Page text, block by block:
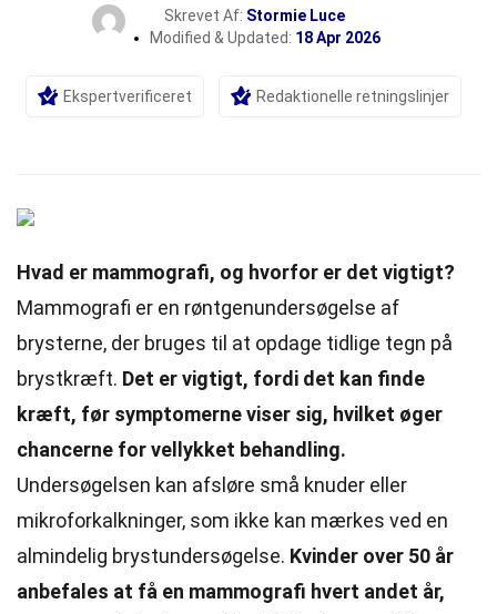
Skrevet Af: Stormie Luce
Modified & Updated: 18 Apr 2026
Ekspertverificeret Redaktionelle retningslinjer
Hvad er mammografi, og hvorfor er det vigtigt?
Mammografi er en røntgenundersøgelse af
brysterne, der bruges til at opdage tidlige tegn på
brystkræft. Det er vigtigt, fordi det kan finde
kræft, før symptomerne viser sig, hvilket øger
chancerne for vellykket behandling.
Undersøgelsen kan afsløre små knuder eller
mikroforkalkninger, som ikke kan mærkes ved en
almindelig brystundersøgelse. Kvinder over 50 år
anbefales at få en mammografi hvert andet år,